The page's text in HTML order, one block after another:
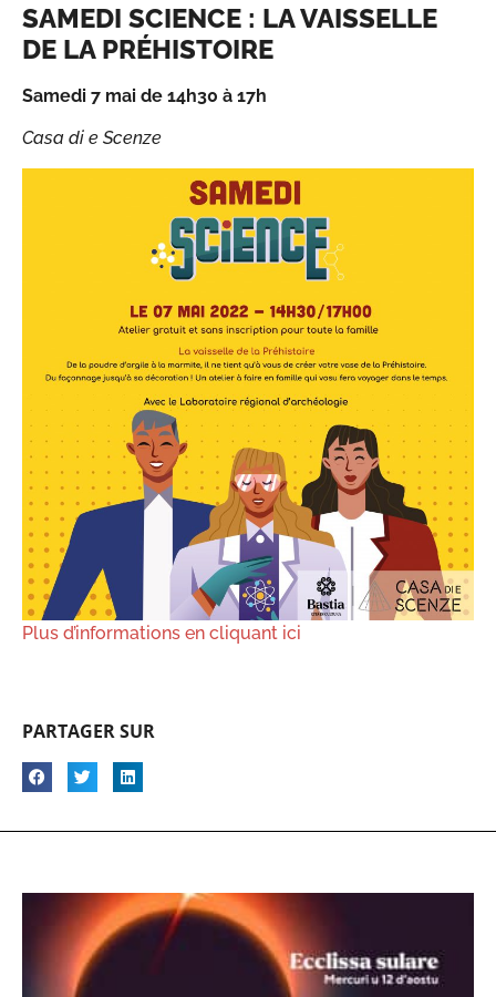
SAMEDI SCIENCE : LA VAISSELLE
DE LA PRÉHISTOIRE
Samedi 7 mai de 14h30 à 17h
Casa di e Scenze
Plus d’informations en cliquant ici
PARTAGER SUR